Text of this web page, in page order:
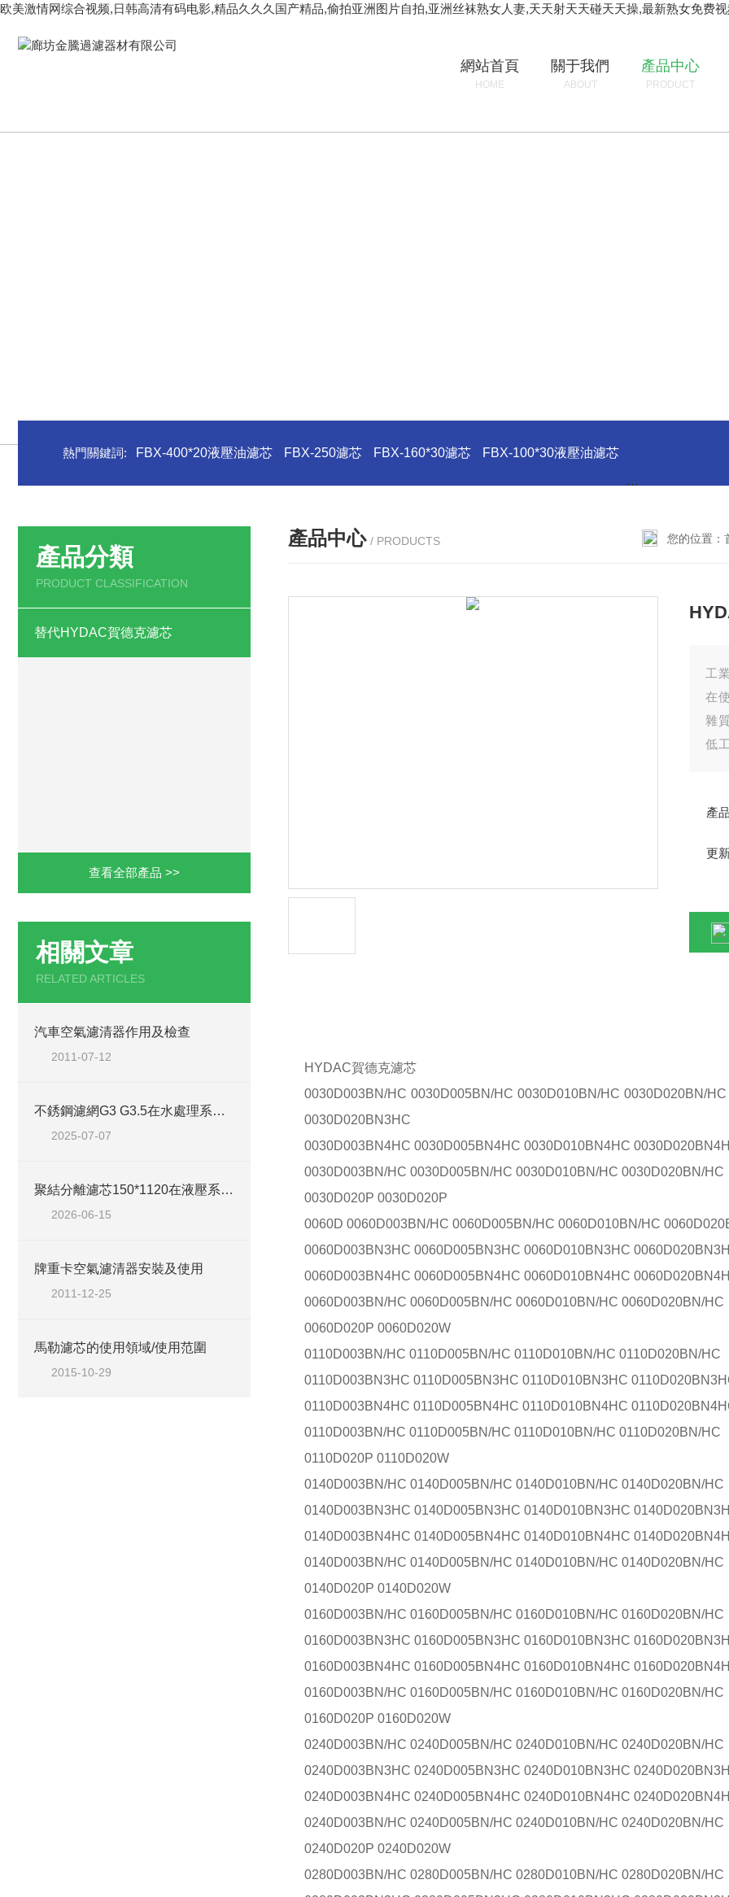
欧美激情网综合视频,日韩高清有码电影,精品久久久国产精品,偷拍亚洲图片自拍,亚洲丝袜熟女人妻,天天射天天碰天天操,最新熟女免费
網站首頁
HOME
關于我們
ABOUT
產品中心
PRODUCT
熱門關鍵詞: FBX-400*20液壓油濾芯 FBX-250濾芯 FBX-160*30濾芯 FBX-100*30液壓油濾芯
產品分類
PRODUCT CLASSIFICATION
替代HYDAC賀德克濾芯
查看全部產品 >>
相關文章
RELATED ARTICLES
汽車空氣濾清器作用及檢查
2011-07-12
不銹鋼濾網G3 G3.5在水處理系統中的作用與選型指南
2025-07-07
聚結分離濾芯150*1120在液壓系統中的安裝技巧
2026-06-15
牌重卡空氣濾清器安裝及使用
2011-12-25
馬勒濾芯的使用領域/使用范圍
2015-10-29
產品中心 / PRODUCTS 您的位置：
工
在
雜
低
產
更
HYDAC賀德克濾芯
0030D003BN/HC 0030D005BN/HC 0030D010BN/HC 0030D020BN/
0030D020BN3HC
0030D003BN4HC 0030D005BN4HC 0030D010BN4HC
0030D003BN/HC 0030D005BN/HC 0030D010BN/HC 0030D020BN/HC
0030D020P 0030D020P
0060D 0060D003BN/HC 0060D005BN/HC 0060D010BN/HC
0060D003BN3HC 0060D005BN3HC 0060D010BN3HC
0060D003BN4HC 0060D005BN4HC 0060D010BN4HC
0060D003BN/HC 0060D005BN/HC 0060D010BN/HC 0060D020BN/HC
0060D020P 0060D020W
0110D003BN/HC 0110D005BN/HC 0110D010BN/HC 0110D020BN/HC
0110D003BN3HC 0110D005BN3HC 0110D010BN3HC
0110D003BN4HC 0110D005BN4HC 0110D010BN4HC
0110D003BN/HC 0110D005BN/HC 0110D010BN/HC 0110D020BN/HC
0110D020P 0110D020W
0140D003BN/HC 0140D005BN/HC 0140D010BN/HC 0140D020BN/HC
0140D003BN3HC 0140D005BN3HC 0140D010BN3HC
0140D003BN4HC 0140D005BN4HC 0140D010BN4HC
0140D003BN/HC 0140D005BN/HC 0140D010BN/HC 0140D020BN/HC
0140D020P 0140D020W
0160D003BN/HC 0160D005BN/HC 0160D010BN/HC 0160D020BN/HC
0160D003BN3HC 0160D005BN3HC 0160D010BN3HC
0160D003BN4HC 0160D005BN4HC 0160D010BN4HC
0160D003BN/HC 0160D005BN/HC 0160D010BN/HC 0160D020BN/HC
0160D020P 0160D020W
0240D003BN/HC 0240D005BN/HC 0240D010BN/HC 0240D020BN/HC
0240D003BN3HC 0240D005BN3HC 0240D010BN3HC
0240D003BN4HC 0240D005BN4HC 0240D010BN4HC
0240D003BN/HC 0240D005BN/HC 0240D010BN/HC 0240D020BN/HC
0240D020P 0240D020W
0280D003BN/HC 0280D005BN/HC 0280D010BN/HC 0280D020BN/HC